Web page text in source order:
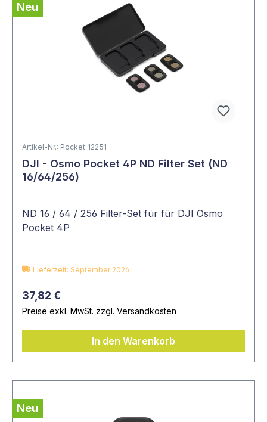
Neu
Artikel-Nr.: Pocket_12251
DJI - Osmo Pocket 4P ND Filter Set (ND
16/64/256)
ND 16 / 64 / 256 Filter-Set für für DJI Osmo
Pocket 4P
Lieferzeit: September 2026
37,82 €
Preise exkl. MwSt. zzgl. Versandkosten
In den Warenkorb
Neu